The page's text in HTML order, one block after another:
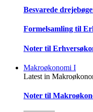
Besvarede
Formelsamling til
Noter til
Makroøkonomi I
Latest in
Noter til